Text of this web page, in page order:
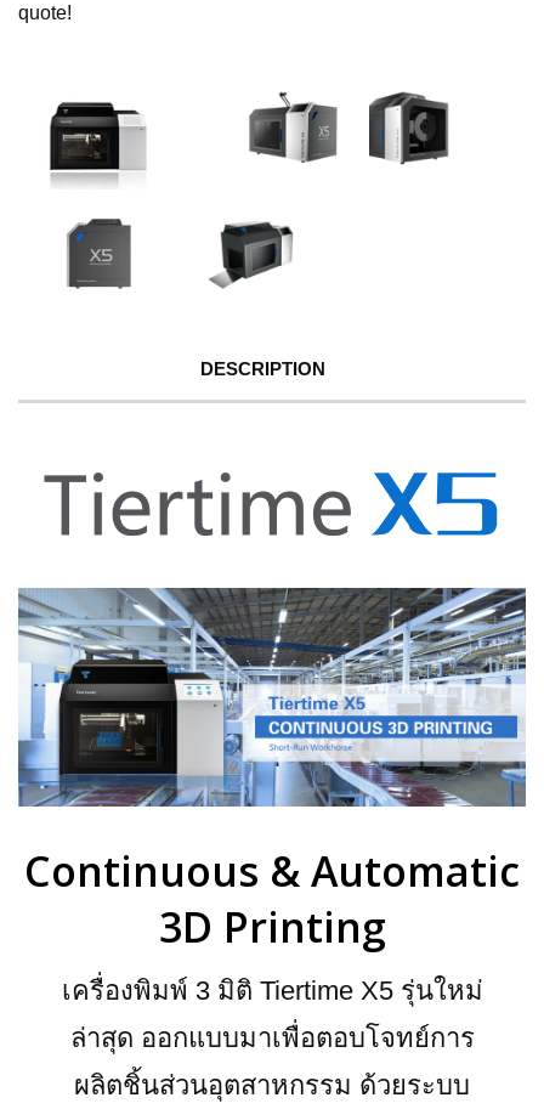
quote!
DESCRIPTION
Continuous & Automatic
3D Printing
เครื่องพิมพ์ 3 มิติ Tiertime X5 รุ่นใหม่
ล่าสุด ออกแบบมาเพื่อตอบโจทย์การ
ผลิตชิ้นส่วนอุตสาหกรรม ด้วยระบบ